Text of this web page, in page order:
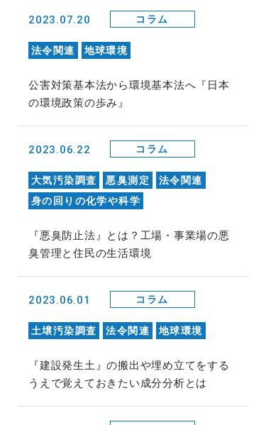
2023.07.20 コラム
法令関連 地球環境
公害対策基本法から環境基本法へ『日本
の環境政策の歩み』
2023.06.22 コラム
大気汚染調査 悪臭測定
法令関連
身の回りの化学や科学
『悪臭防止法』とは？工場・事業場の悪
臭管理と住民の生活環境
2023.06.01 コラム
土壌汚染調査 法令関連 地球環境
『建設発生土』の搬出や埋め立てをする
うえで覚えておきたい成分分析とは